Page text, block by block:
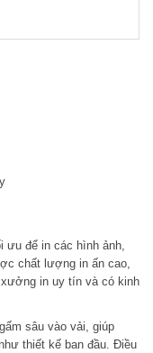
ưu để in các hình ảnh,
chất lượng in ấn cao,
in uy tín và có kinh
sâu vào vải, giúp
thiết kế ban đầu. Điều